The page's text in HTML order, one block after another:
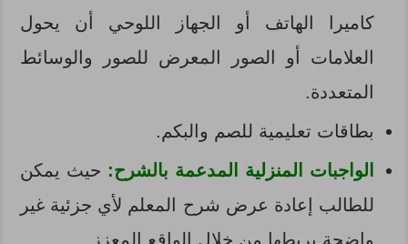
كاميرا الهاتف أو الجهاز اللوحي أن يحول
العلامات أو الصور المعرض للصور والوسائط
المتعددة.
بطاقات تعليمية للصم والبكم.
الواجبات المنزلية المدعمة بالشرح: حيث يمكن
للطالب إعادة عرض شرح المعلم لأي جزئية غير
واضحة بربطها من خلال الواقع المعزز.